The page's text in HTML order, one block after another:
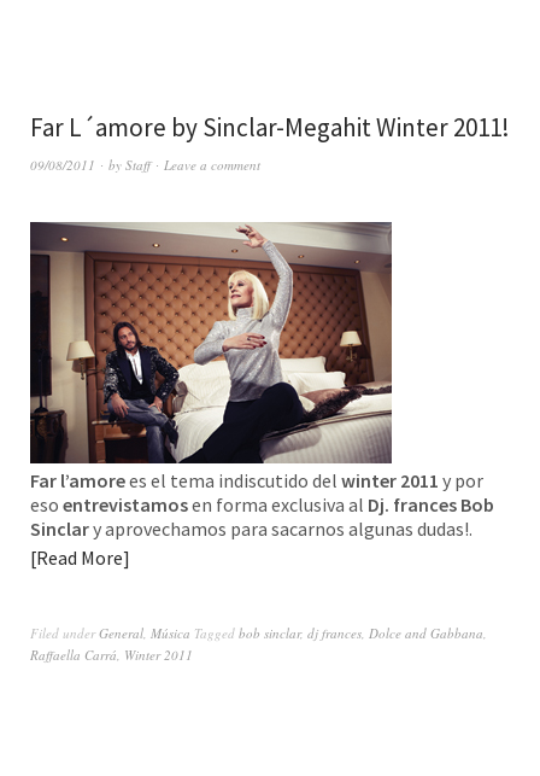
Far L´amore by Sinclar-Megahit Winter 2011!
09/08/2011 by Staff Leave a comment
Far l’amorees el tema indiscutido del winter 2011 y por
eso entrevistamosen forma exclusiva al Dj. frances Bob
Sinclary aprovechamos para sacarnos algunas dudas!.
Read More
Filed underGeneral, Música Tagged bob sinclar, dj frances, Dolce and Gabbana,
Raffaella Carrá, Winter 2011